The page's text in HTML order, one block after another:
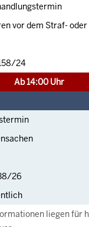
vor dem Straf-
24
Ab 14:00 Uhr
26
liegen für